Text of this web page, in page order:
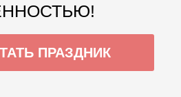
ПРАЗДНИК